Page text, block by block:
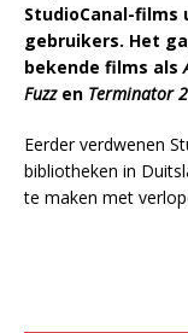
StudioCanal-
gebruikers. Het
bekende films als
Fuzzen Terminator 2
Eerder verdwenen
bibliotheken in
te maken met